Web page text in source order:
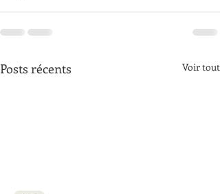
Posts récents Voir tout